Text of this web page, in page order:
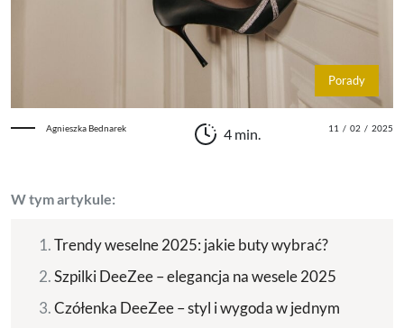
Porady
Agnieszka Bednarek 4 min. 11 / 02 / 2025
W tym artykule:
Trendy weselne 2025: jakie buty wybrać?
Szpilki DeeZee – elegancja na wesele 2025
Czółenka DeeZee – styl i wygoda w jednym